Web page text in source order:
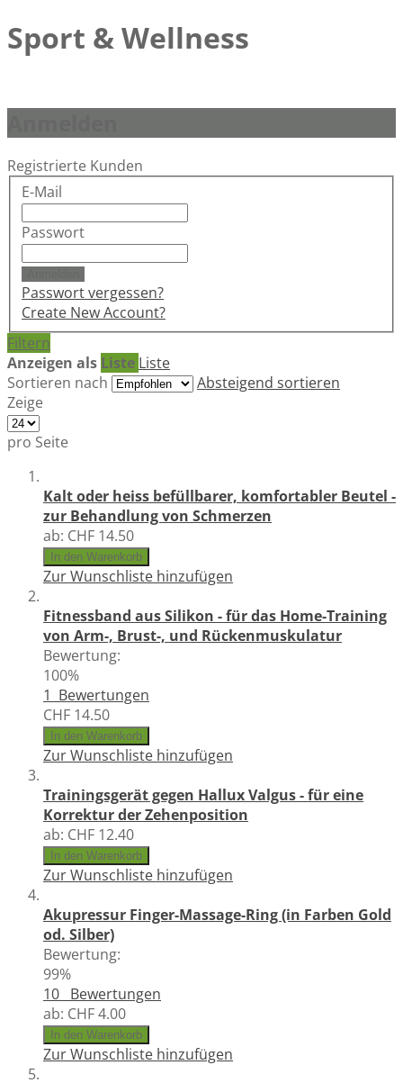
Sport & Wellness
Registrierte Kunden
E-Mail
Passwort
Passwort vergessen?
Create New Account?
Filtern
Anzeigen als Liste Liste
Sortieren nach
Absteigend sortieren
Zeige
pro Seite
Kalt oder heiss befüllbarer, komfortabler Beutel -
zur Behandlung von Schmerzen
ab: CHF 14.50
In den Warenkorb
Zur Wunschliste hinzufügen
Fitnessband aus Silikon - für das Home-Training
von Arm-, Brust-, und Rückenmuskulatur
Bewertung:
100%
1 Bewertungen
CHF 14.50
In den Warenkorb
Zur Wunschliste hinzufügen
Trainingsgerät gegen Hallux Valgus - für eine
Korrektur der Zehenposition
ab: CHF 12.40
In den Warenkorb
Zur Wunschliste hinzufügen
Akupressur Finger-Massage-Ring (in Farben Gold
od. Silber)
Bewertung:
99%
10 Bewertungen
ab: CHF 4.00
In den Warenkorb
Zur Wunschliste hinzufügen